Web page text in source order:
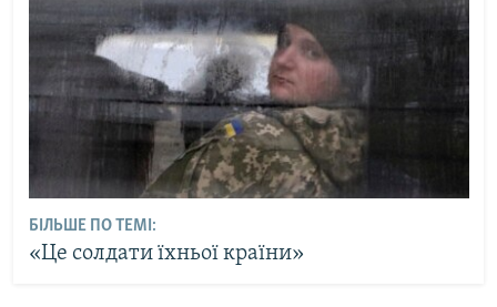
БІЛЬШЕ ПО ТЕМІ:
«Це солдати їхньої країни»